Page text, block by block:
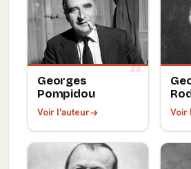
Georges
Pompidou
Voir l'auteur Voir